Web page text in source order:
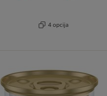
4 opcija